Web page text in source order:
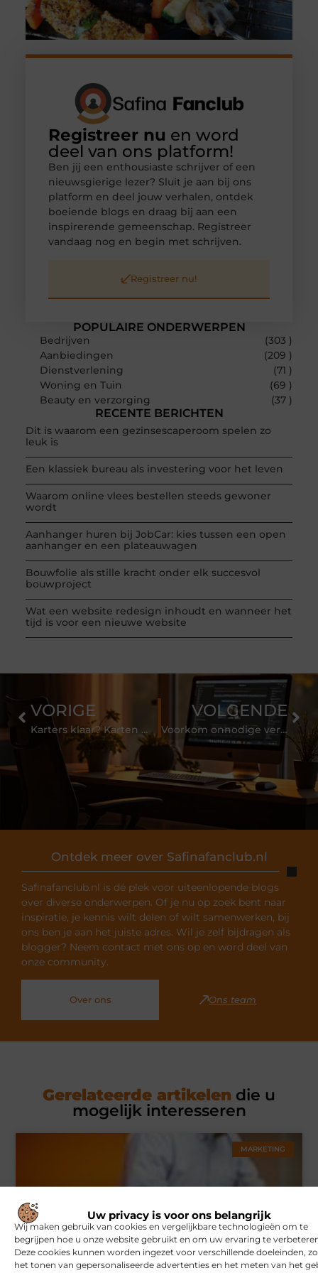
Uw privacy is voor ons belangrijk
Wij maken gebruik van cookies en vergelijkbare technologieën om te
begrijpen hoe u onze website gebruikt en om uw ervaring te
Deze cookies kunnen worden ingezet voor verschillende doeleinden,
het tonen van gepersonaliseerde advertenties en het meten van het
POPULAIRE ONDERWERPEN
Bedrijven
(303 )
Aanbiedingen
(209 )
Dienstverlening
(71 )
Woning en Tuin
(69 )
Beauty en verzorging
(37 )
RECENTE BERICHTEN
Dit is waarom een gezinsescaperoom spelen zo
leuk is
Een klassiek bureau als investering voor het leven
Waarom online vlees bestellen steeds gewoner
wordt
Aanhanger huren bij JobCar: kies tussen een open
aanhanger en een plateauwagen
Bouwfolie als stille kracht onder elk succesvol
bouwproject
Wat een website redesign inhoudt en wanneer het
tijd is voor een nieuwe website
Registreer nu en word
deel van ons platform!
Ben jij een enthousiaste schrijver of een
nieuwsgierige lezer? Sluit je aan bij ons
platform en deel jouw verhalen, ontdek
boeiende blogs en draag bij aan een
inspirerende gemeenschap. Registreer
vandaag nog en begin met schrijven.
Registreer nu!
Ontdek meer over Safinafanclub.nl
Safinafanclub.nl is dé plek voor uiteenlopende blogs
over diverse onderwerpen. Of je nu op zoek bent naar
inspiratie, je kennis wilt delen of wilt samenwerken, bij
ons ben je aan het juiste adres. Wil je zelf bijdragen als
blogger? Neem contact met ons op en word deel van
onze community.
Over ons Ons team
VORIGE
Karters klaar? Karten maar!
VOLGENDE
Voorkom onnodige verrassingen en maak verstandig gebruik van VvE Beheer!
Gerelateerde artikelen die u
mogelijk interesseren
MARKETING